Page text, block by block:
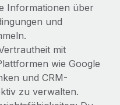
Informationen über
und
mit
wie Google
und CRM-
zu verwalten.